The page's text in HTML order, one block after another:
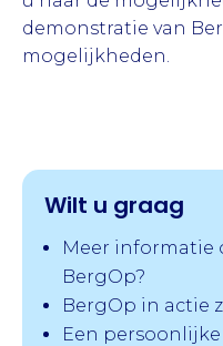
demonstratie van
mogelijkheden.
Wilt u graag
Meer informatie
BergOp?
BergOp in actie
Een